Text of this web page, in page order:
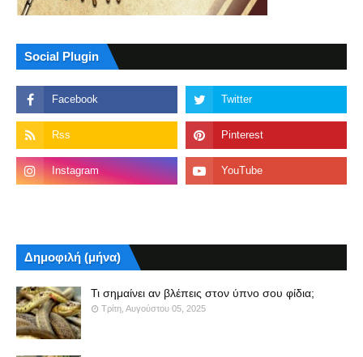
Social Plugin
Δημοφιλή (μήνα)
Τι σημαίνει αν βλέπεις στον ύπνο σου φίδια;
Τρίτη, Αυγούστου 05, 2025